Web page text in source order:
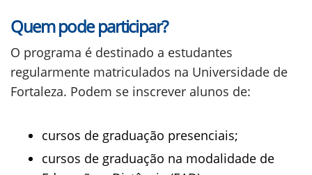
Quem pode participar?
O programa é destinado a estudantes
regularmente matriculados na Universidade de
Fortaleza. Podem se inscrever alunos de:
cursos de graduação presenciais;
cursos de graduação na modalidade de